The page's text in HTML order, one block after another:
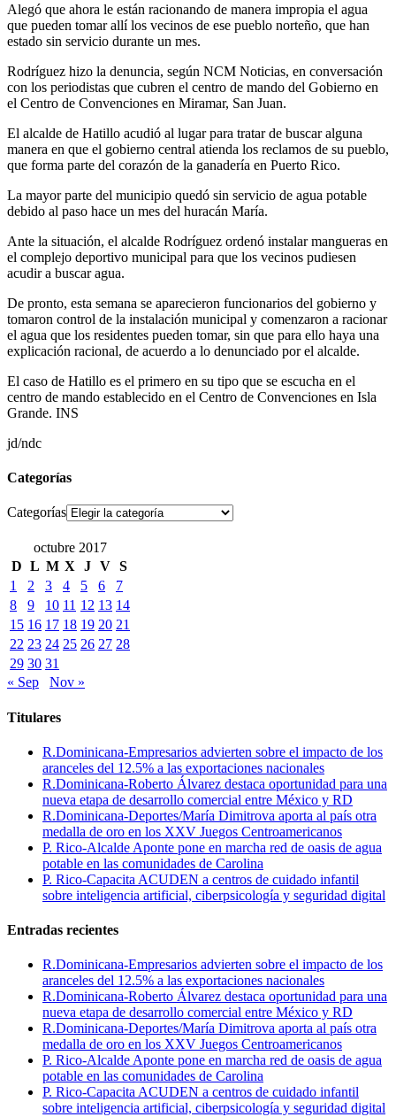
Alegó que ahora le están racionando de manera impropia el agua
que pueden tomar allí los vecinos de ese pueblo norteño, que han
estado sin servicio durante un mes.
Rodríguez hizo la denuncia, según NCM Noticias, en conversación
con los periodistas que cubren el centro de mando del Gobierno en
el Centro de Convenciones en Miramar, San Juan.
El alcalde de Hatillo acudió al lugar para tratar de buscar alguna
manera en que el gobierno central atienda los reclamos de su pueblo,
que forma parte del corazón de la ganadería en Puerto Rico.
La mayor parte del municipio quedó sin servicio de agua potable
debido al paso hace un mes del huracán María.
Ante la situación, el alcalde Rodríguez ordenó instalar mangueras en
el complejo deportivo municipal para que los vecinos pudiesen
acudir a buscar agua.
De pronto, esta semana se aparecieron funcionarios del gobierno y
tomaron control de la instalación municipal y comenzaron a racionar
el agua que los residentes pueden tomar, sin que para ello haya una
explicación racional, de acuerdo a lo denunciado por el alcalde.
El caso de Hatillo es el primero en su tipo que se escucha en el
centro de mando establecido en el Centro de Convenciones en Isla
Grande. INS
jd/ndc
Categorías
Categorías
octubre 2017
D L M X J V S
1
2 3 4 5 6
7
8
9 10 11 12 13 14
15 16 17 18 19 20 21
22 23 24 25 26 27 28
29 30 31
« Sep
Nov »
Titulares
R.Dominicana-Empresarios advierten sobre el impacto de los
aranceles del 12.5% a las exportaciones nacionales
R.Dominicana-Roberto Álvarez destaca oportunidad para una
nueva etapa de desarrollo comercial entre México y RD
R.Dominicana-Deportes/María Dimitrova aporta al país otra
medalla de oro en los XXV Juegos Centroamericanos
P. Rico-Alcalde Aponte pone en marcha red de oasis de agua
potable en las comunidades de Carolina
P. Rico-Capacita ACUDEN a centros de cuidado infantil
sobre inteligencia artificial, ciberpsicología y seguridad digital
Entradas recientes
R.Dominicana-Empresarios advierten sobre el impacto de los
aranceles del 12.5% a las exportaciones nacionales
R.Dominicana-Roberto Álvarez destaca oportunidad para una
nueva etapa de desarrollo comercial entre México y RD
R.Dominicana-Deportes/María Dimitrova aporta al país otra
medalla de oro en los XXV Juegos Centroamericanos
P. Rico-Alcalde Aponte pone en marcha red de oasis de agua
potable en las comunidades de Carolina
P. Rico-Capacita ACUDEN a centros de cuidado infantil
sobre inteligencia artificial, ciberpsicología y seguridad digital